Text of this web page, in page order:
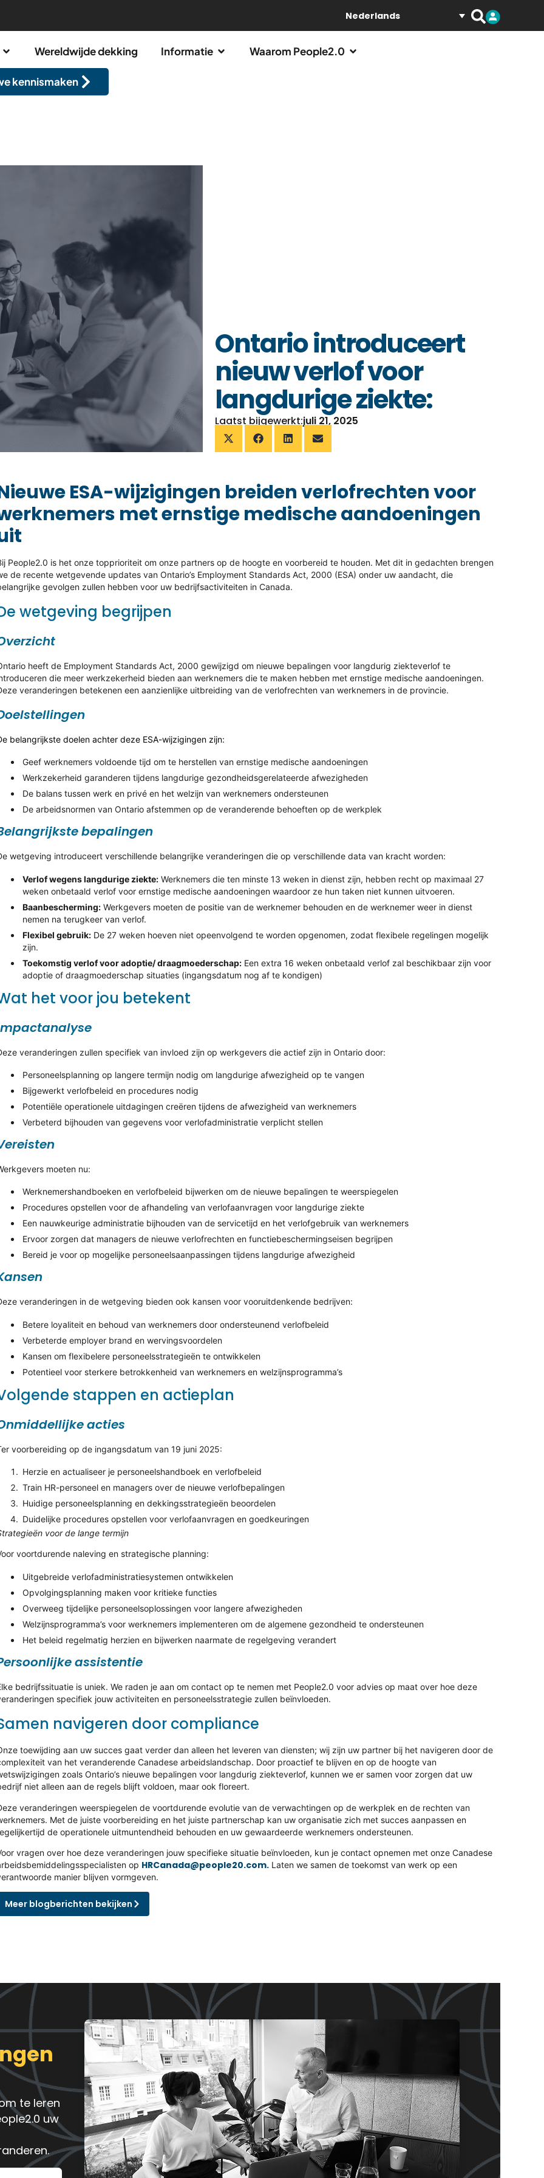
Nederlands
Wereldwijde dekking Informatie Waarom People2.0
kennismaken
Ontario introduceert
nieuw verlof voor
langdurige ziekte:
Laatst bijgewerkt:juli 21, 2025
ESA-wijzigingen breiden verlofrechten voor
met ernstige medische aandoeningen
People2.0 is het onze topprioriteit om onze partners op de hoogte en voorbereid te houden. Met dit in gedachten brengen
de recente wetgevende updates van Ontario’s Employment Standards Act, 2000 (ESA) onder uw aandacht, die
gevolgen zullen hebben voor uw bedrijfsactiviteiten in Canada.
wetgeving begrijpen
heeft de Employment Standards Act, 2000 gewijzigd om nieuwe bepalingen voor langdurig ziekteverlof te
die meer werkzekerheid bieden aan werknemers die te maken hebben met ernstige medische aandoeningen.
veranderingen betekenen een aanzienlijke uitbreiding van de verlofrechten van werknemers in de provincie.
belangrijkste doelen achter deze ESA-wijzigingen zijn:
Geef werknemers voldoende tijd om te herstellen van ernstige medische aandoeningen
Werkzekerheid garanderen tijdens langdurige gezondheidsgerelateerde afwezigheden
De balans tussen werk en privé en het welzijn van werknemers ondersteunen
De arbeidsnormen van Ontario afstemmen op de veranderende behoeften op de werkplek
bepalingen
wetgeving introduceert verschillende belangrijke veranderingen die op verschillende data van kracht worden:
Verlof wegens langdurige ziekte: Werknemers die ten minste 13 weken in dienst zijn, hebben recht op maximaal 27
weken onbetaald verlof voor ernstige medische aandoeningen waardoor ze hun taken niet kunnen uitvoeren.
Baanbescherming: Werkgevers moeten de positie van de werknemer behouden en de werknemer weer in dienst
nemen na terugkeer van verlof.
Flexibel gebruik: De 27 weken hoeven niet opeenvolgend te worden opgenomen, zodat flexibele regelingen mogelijk
zijn.
Toekomstig verlof voor adoptie/ draagmoederschap: Een extra 16 weken onbetaald verlof zal beschikbaar zijn voor
adoptie of draagmoederschap situaties (ingangsdatum nog af te kondigen)
het voor jou betekent
veranderingen zullen specifiek van invloed zijn op werkgevers die actief zijn in Ontario door:
Personeelsplanning op langere termijn nodig om langdurige afwezigheid op te vangen
Bijgewerkt verlofbeleid en procedures nodig
Potentiële operationele uitdagingen creëren tijdens de afwezigheid van werknemers
Verbeterd bijhouden van gegevens voor verlofadministratie verplicht stellen
moeten nu:
Werknemershandboeken en verlofbeleid bijwerken om de nieuwe bepalingen te weerspiegelen
Procedures opstellen voor de afhandeling van verlofaanvragen voor langdurige ziekte
Een nauwkeurige administratie bijhouden van de servicetijd en het verlofgebruik van werknemers
Ervoor zorgen dat managers de nieuwe verlofrechten en functiebeschermingseisen begrijpen
Bereid je voor op mogelijke personeelsaanpassingen tijdens langdurige afwezigheid
veranderingen in de wetgeving bieden ook kansen voor vooruitdenkende bedrijven:
Betere loyaliteit en behoud van werknemers door ondersteunend verlofbeleid
Verbeterde employer brand en wervingsvoordelen
Kansen om flexibelere personeelsstrategieën te ontwikkelen
Potentieel voor sterkere betrokkenheid van werknemers en welzijnsprogramma’s
stappen en actieplan
acties
voorbereiding op de ingangsdatum van 19 juni 2025:
Herzie en actualiseer je personeelshandboek en verlofbeleid
Train HR-personeel en managers over de nieuwe verlofbepalingen
Huidige personeelsplanning en dekkingsstrategieën beoordelen
Duidelijke procedures opstellen voor verlofaanvragen en goedkeuringen
voor de lange termijn
voortdurende naleving en strategische planning:
Uitgebreide verlofadministratiesystemen ontwikkelen
Opvolgingsplanning maken voor kritieke functies
Overweeg tijdelijke personeelsoplossingen voor langere afwezigheden
Welzijnsprogramma’s voor werknemers implementeren om de algemene gezondheid te ondersteunen
Het beleid regelmatig herzien en bijwerken naarmate de regelgeving verandert
assistentie
bedrijfssituatie is uniek. We raden je aan om contact op te nemen met People2.0 voor advies op maat over hoe deze
specifiek jouw activiteiten en personeelsstrategie zullen beïnvloeden.
navigeren door compliance
toewijding aan uw succes gaat verder dan alleen het leveren van diensten; wij zijn uw partner bij het navigeren door de
van het veranderende Canadese arbeidslandschap. Door proactief te blijven en op de hoogte van
zoals Ontario’s nieuwe bepalingen voor langdurig ziekteverlof, kunnen we er samen voor zorgen dat uw
niet alleen aan de regels blijft voldoen, maar ook floreert.
veranderingen weerspiegelen de voortdurende evolutie van de verwachtingen op de werkplek en de rechten van
Met de juiste voorbereiding en het juiste partnerschap kan uw organisatie zich met succes aanpassen en
de operationele uitmuntendheid behouden en uw gewaardeerde werknemers ondersteunen.
vragen over hoe deze veranderingen jouw specifieke situatie beïnvloeden, kun je contact opnemen met onze Canadese
op HRCanada@people20.com. Laten we samen de toekomst van werk op een
manier blijven vormgeven.
Meer blogberichten bekijken
te leren
uw